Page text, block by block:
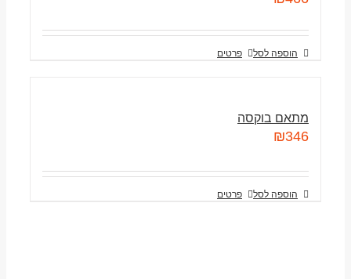
הוספה לסל פרטים
מתאם בוקסה
₪346
הוספה לסל פרטים